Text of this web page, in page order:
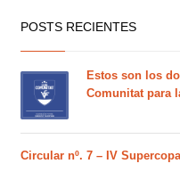
POSTS RECIENTES
Estos son los
Comunitat para
Circular nº. 7 – IV